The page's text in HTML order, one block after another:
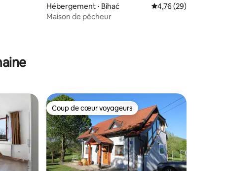
: 4,77 sur 5
Hébergement ⋅ Bihać Évaluation moyenne
4,76 (29)
Maison de pêcheur
appréciés Coup de cœur voyageurs
Coup de cœur voyageurs